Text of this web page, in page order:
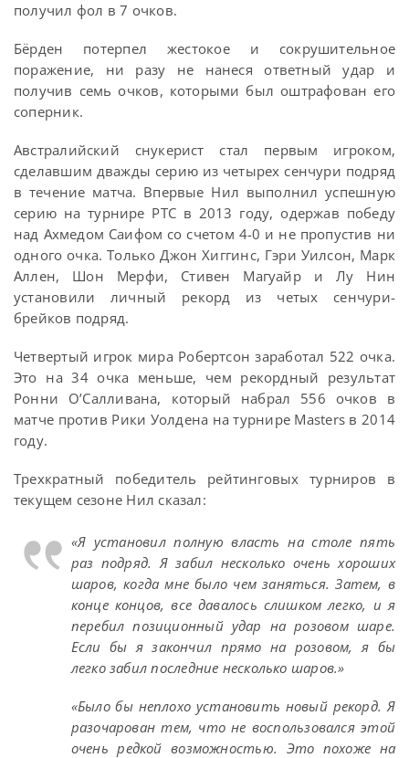
получил фол в 7 очков.
Бёрден потерпел жестокое и сокрушительное
поражение, ни разу не нанеся ответный удар и
получив семь очков, которыми был оштрафован его
соперник.
Австралийский снукерист стал первым игроком,
сделавшим дважды серию из четырех сенчури подряд
в течение матча. Впервые Нил выполнил успешную
серию на турнире PTC в 2013 году, одержав победу
над Ахмедом Саифом со счетом 4-0 и не пропустив ни
одного очка. Только Джон Хиггинс, Гэри Уилсон, Марк
Аллен, Шон Мерфи, Стивен Магуайр и Лу Нин
установили личный рекорд из четых сенчури-
брейков подряд.
Четвертый игрок мира Робертсон заработал 522 очка.
Это на 34 очка меньше, чем рекордный результат
Ронни О’Салливана, который набрал 556 очков в
матче против Рики Уолдена на турнире Masters в 2014
году.
Трехкратный победитель рейтинговых турниров в
текущем сезоне Нил сказал:
«Я установил полную власть на столе пять
раз подряд. Я забил несколько очень хороших
шаров, когда мне было чем заняться. Затем, в
конце концов, все давалось слишком легко, и я
перебил позиционный удар на розовом шаре.
Если бы я закончил прямо на розовом, я бы
легко забил последние несколько шаров.»
«Было бы неплохо установить новый рекорд. Я
разочарован тем, что не воспользовался этой
очень редкой возможностью. Это похоже на